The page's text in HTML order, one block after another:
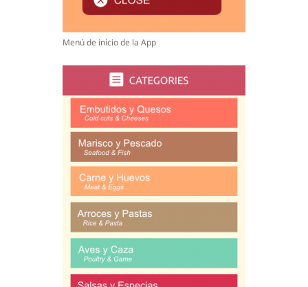
Menú de inicio de la App